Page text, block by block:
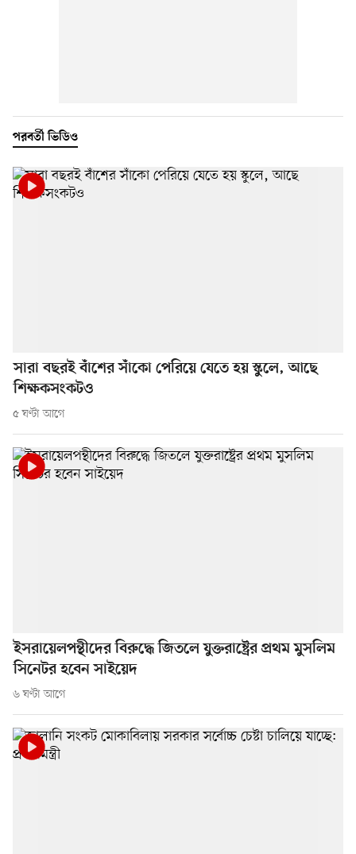
পরবর্তী ভিডিও
সারা বছরই বাঁশের সাঁকো পেরিয়ে যেতে হয় স্কুলে, আছে
শিক্ষকসংকটও
৫ ঘণ্টা আগে
ইসরায়েলপন্থীদের বিরুদ্ধে জিতলে যুক্তরাষ্ট্রের প্রথম মুসলিম
সিনেটর হবেন সাইয়েদ
৬ ঘণ্টা আগে